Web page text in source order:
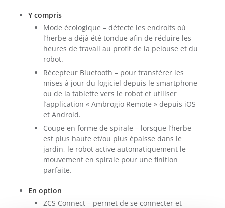
Y compris
Mode écologique – détecte les endroits où
l’herbe a déjà été tondue afin de réduire les
heures de travail au profit de la pelouse et du
robot.
Récepteur Bluetooth – pour transférer les
mises à jour du logiciel depuis le smartphone
ou de la tablette vers le robot et utiliser
l’application « Ambrogio Remote » depuis iOS
et Android.
Coupe en forme de spirale – lorsque l’herbe
est plus haute et/ou plus épaisse dans le
jardin, le robot active automatiquement le
mouvement en spirale pour une finition
parfaite.
En option
ZCS Connect – permet de se connecter et